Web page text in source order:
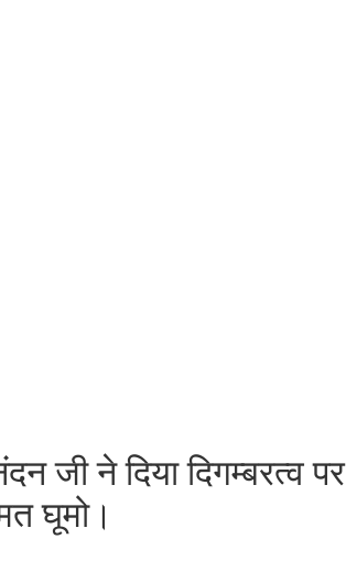
ने दिया दिगम्बरत्व पर
घूमो।